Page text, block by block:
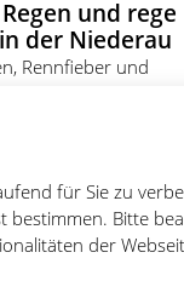
für Sie zu
bestimmen. Bitte
der
und rege
der Niederau
Rennfieber und